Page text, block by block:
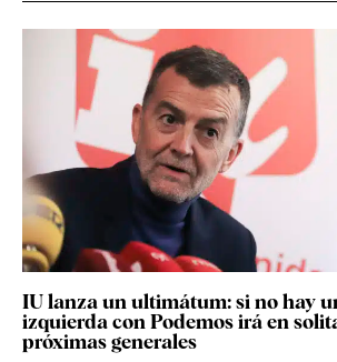
IU lanza un ultimátum: si no hay
izquierda con Podemos irá en
próximas generales